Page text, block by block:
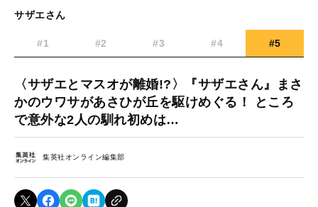
サザエさん
#1 #2 #3 #4 #5
〈サザエとマスオが離婚!?〉『サザエさん』まさ
かのウワサがあさひが丘を駆けめぐる！ ところ
で意外な2人の馴れ初めは…
集英社オンライン編集部